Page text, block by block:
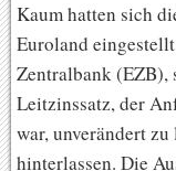
Kaum hatten sich
Euroland
Zentralbank (EZB),
Leitzinssatz, der
war, unverändert
hinterlassen. Die